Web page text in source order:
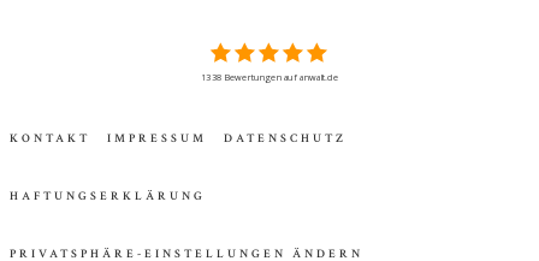
1338 Bewertungen auf anwalt.de
KONTAKT IMPRESSUM DATENSCHUTZ
HAFTUNGSERKLÄRUNG
PRIVATSPHÄRE-EINSTELLUNGEN ÄNDERN